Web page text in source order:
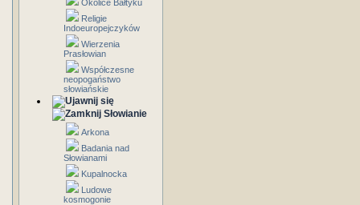
Okolice Bałtyku
Religie
Indoeuropejczyków
Wierzenia
Prasłowian
Współczesne
neopogaństwo
słowiańskie
Słowianie
Arkona
Badania nad
Słowianami
Kupalnocka
Ludowe
kosmogonie